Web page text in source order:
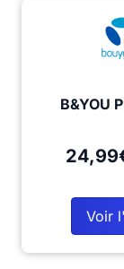
B&YOU
Voir